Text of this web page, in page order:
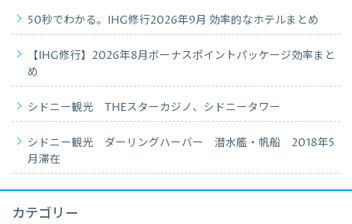
50秒でわかる。IHG修行2026年9月 効率的なホテルまとめ
【IHG修行】2026年8月ボーナスポイントパッケージ効率まと
め
シドニー観光 THEスターカジノ、シドニータワー
シドニー観光 ダーリングハーバー 潜水艦・帆船 2018年5
月滞在
カテゴリー